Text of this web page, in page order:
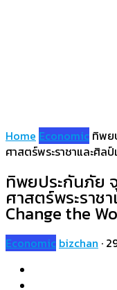
Home Economic ทิพย
ศาสตร์พระราชาและศิล
ทิพยประกันภัย
ศาสตร์พระราช
Change the
Economic bizchan ·